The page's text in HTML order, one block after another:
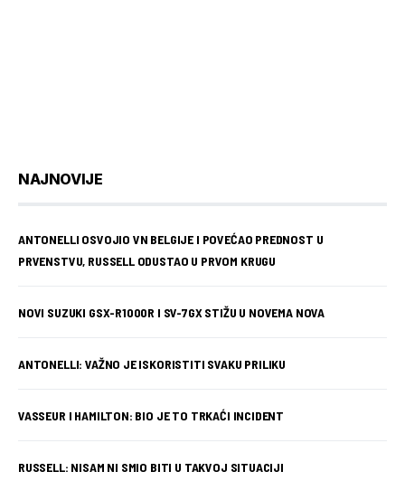
NAJNOVIJE
ANTONELLI OSVOJIO VN BELGIJE I POVEĆAO PREDNOST U
PRVENSTVU, RUSSELL ODUSTAO U PRVOM KRUGU
NOVI SUZUKI GSX-R1000R I SV-7GX STIŽU U NOVEMA NOVA
ANTONELLI: VAŽNO JE ISKORISTITI SVAKU PRILIKU
VASSEUR I HAMILTON: BIO JE TO TRKAĆI INCIDENT
RUSSELL: NISAM NI SMIO BITI U TAKVOJ SITUACIJI